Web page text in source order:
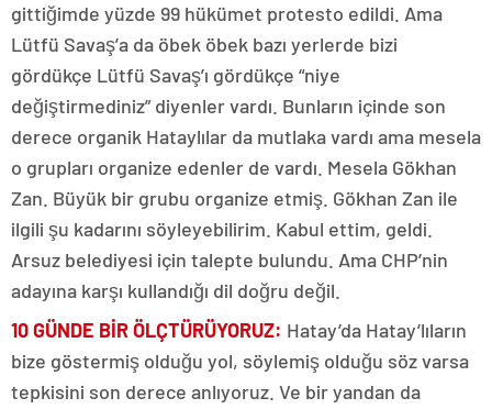
gittiğimde yüzde 99 hükümet protesto edildi. Ama
Lütfü Savaş’a da öbek öbek bazı yerlerde bizi
gördükçe Lütfü Savaş’ı gördükçe “niye
değiştirmediniz” diyenler vardı. Bunların içinde son
derece organik Hataylılar da mutlaka vardı ama mesela
o grupları organize edenler de vardı. Mesela Gökhan
Zan. Büyük bir grubu organize etmiş. Gökhan Zan ile
ilgili şu kadarını söyleyebilirim. Kabul ettim, geldi.
Arsuz belediyesi için talepte bulundu. Ama CHP’nin
adayına karşı kullandığı dil doğru değil.
10 GÜNDE BİR ÖLÇTÜRÜYORUZ: Hatay’da Hatay’lıların
bize göstermiş olduğu yol, söylemiş olduğu söz varsa
tepkisini son derece anlıyoruz. Ve bir yandan da